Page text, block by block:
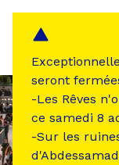
seront
-Les Rêves
ce samedi 8
-Sur les
Panneau de